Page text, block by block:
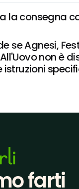
la consegna
se Agnesi,
non è
farti